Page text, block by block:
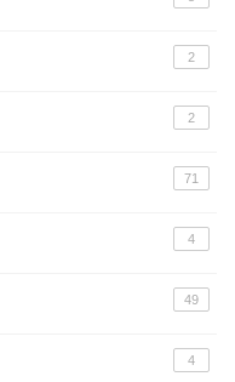
2
2
71
4
49
4